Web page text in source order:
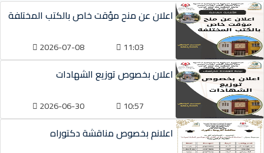
اعلان عن منح مؤقت خاص بالكتب المختلفة
11:03
2026-07-08
اعلان بخصوص توزيع الشهادات
10:57
2026-06-30
اعلانم بخصوص مناقشة دكتوراه